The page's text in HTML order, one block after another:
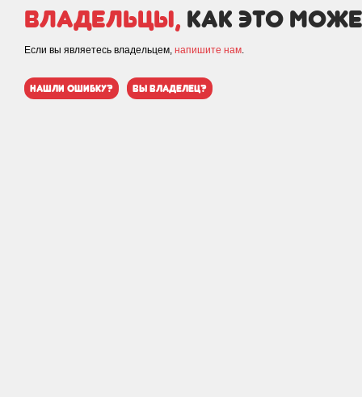
Владельцы, как это
Если вы являетесь владельцем, напишите нам.
нашли ошибку? вы владелец?